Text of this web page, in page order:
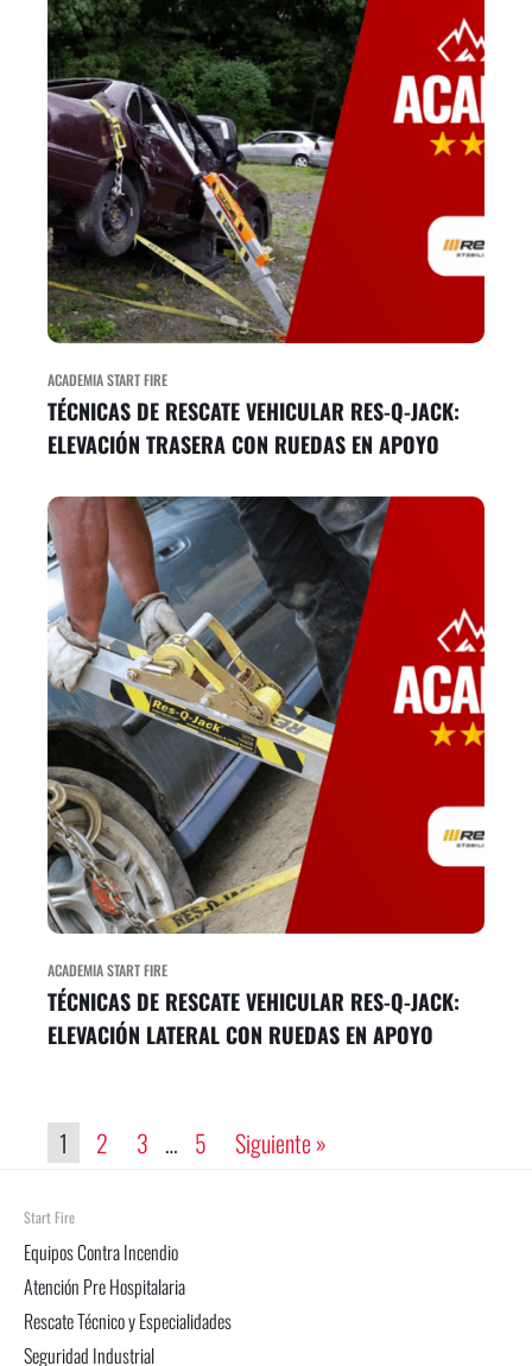
ACADEMIA START FIRE
TÉCNICAS DE RESCATE VEHICULAR RES-Q-JACK:
ELEVACIÓN TRASERA CON RUEDAS EN APOYO
ACADEMIA START FIRE
TÉCNICAS DE RESCATE VEHICULAR RES-Q-JACK:
ELEVACIÓN LATERAL CON RUEDAS EN APOYO
1 2 3 … 5 Siguiente »
Start Fire
Equipos Contra Incendio
Atención Pre Hospitalaria
Rescate Técnico y Especialidades
Seguridad Industrial